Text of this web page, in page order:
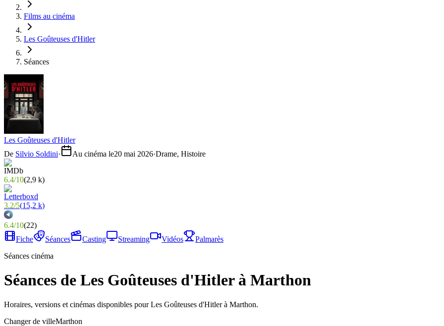
Films au cinéma
Les Goûteuses d'Hitler
Séances
Les Goûteuses d'Hitler
De Silvio Soldini· Au cinéma le20 mai 2026·Drame, Histoire
6.4/10(2,9 k)
3.2/5(15,2 k)
6.4/10(22)
Fiche
Séances Casting Streaming Vidéos
Palmarès
Séances cinéma
Séances de Les Goûteuses d'Hitler à Marthon
Horaires, versions et cinémas disponibles pour Les Goûteuses d'Hitler à Marthon.
Changer de villeMarthon